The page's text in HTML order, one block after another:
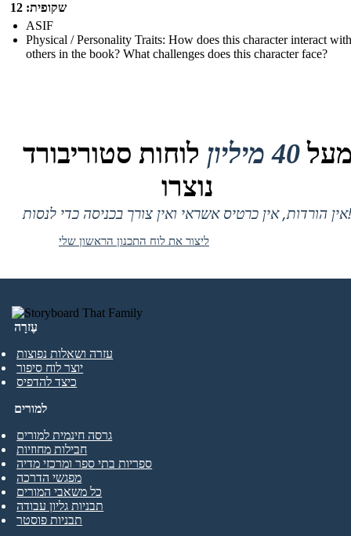
שקופית: 12
ASIF
Physical / Personality Traits: How does this character interact with
others in the book? What challenges does this character face?
40 מיליון
לוחות סטוריבורד
נוצרו
אין הורדות, אין כרטיס אשראי ואין צורך בכניסה כדי לנסות!
ליצור את לוח התכנון הראשון שלי
עֶזרָה
עזרה ושאלות נפוצות
יוצר לוח סיפור
כיצד להדפיס
למורים
גרסה חינמית למורים
חבילות מחוזיות
ספריות בתי ספר ומרכזי מדיה
מפגשי הדרכה
כל משאבי המורים
תבניות גליון עבודה
תבניות פוסטר